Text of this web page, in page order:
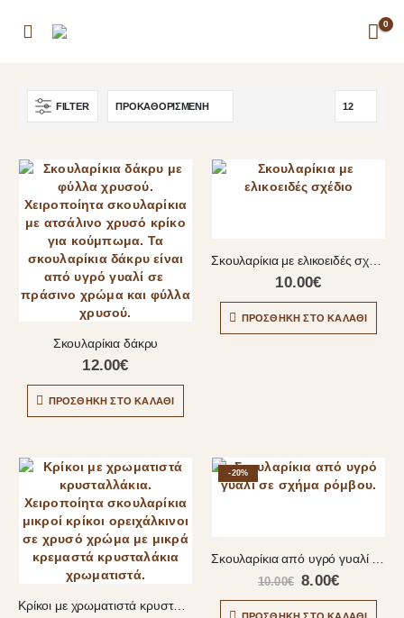
0
FILTER
Σκουλαρίκια δάκρυ
12.00€
ΠΡΟΣΘΉΚΗ ΣΤΟ ΚΑΛΆΘΙ
10.00€
ΠΡΟΣΘΉΚΗ ΣΤΟ ΚΑΛΆΘΙ
Κρίκοι με χρωματιστά κρυσταλλάκια
-20%
Σκουλαρίκια από υγρό γυαλί σε σχήμα ρόμβου
10.00€ 8.00€